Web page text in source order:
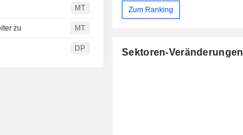
MT
zu MT
DP
Zum Ranking
Sektoren-Veränderungen